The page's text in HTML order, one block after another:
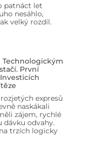
patnáct let
nesáhlo,
velký rozdíl.
Technologickým
První
expresů
naskákali
zájem, rychlé
dávku odvahy.
trzích logicky